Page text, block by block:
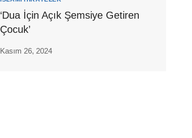
‘Dua İçin Açık Şemsiye Getiren
Çocuk’
Kasım 26, 2024